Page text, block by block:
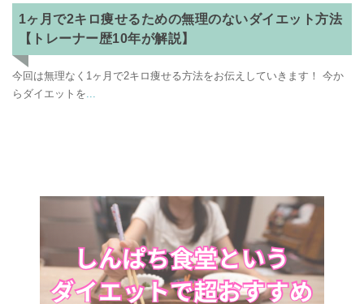
1ヶ月で2キロ痩せるための無理のないダイエット方法
【トレーナー歴10年が解説】
今回は無理なく1ヶ月で2キロ痩せる方法をお伝えしていきます！ 今か
らダイエットを...